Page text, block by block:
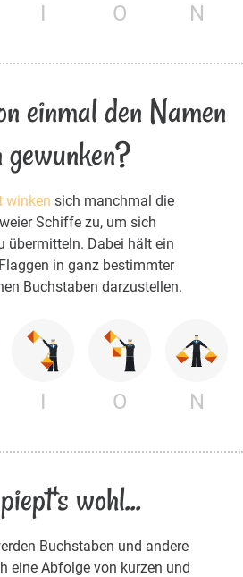
I O N
einmal den Namen
winken sich manchmal die
Schiffe zu, um sich
übermitteln. Dabei hält ein
in ganz bestimmter
Buchstaben darzustellen.
I O N
wohl...
Buchstaben und andere
eine Abfolge von kurzen und